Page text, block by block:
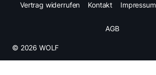
© 2026 WOLF
Vertrag widerrufen Kontakt Impressum
AGB